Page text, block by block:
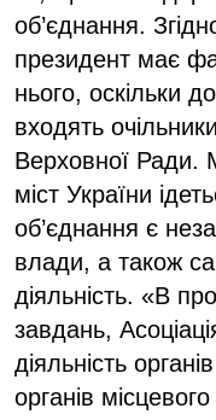
об’єднання.
президент має
нього, оскільки
входять
Верховної Ради.
міст України
об’єднання є
влади, а також
діяльність. «В
завдань,
діяльність
органів